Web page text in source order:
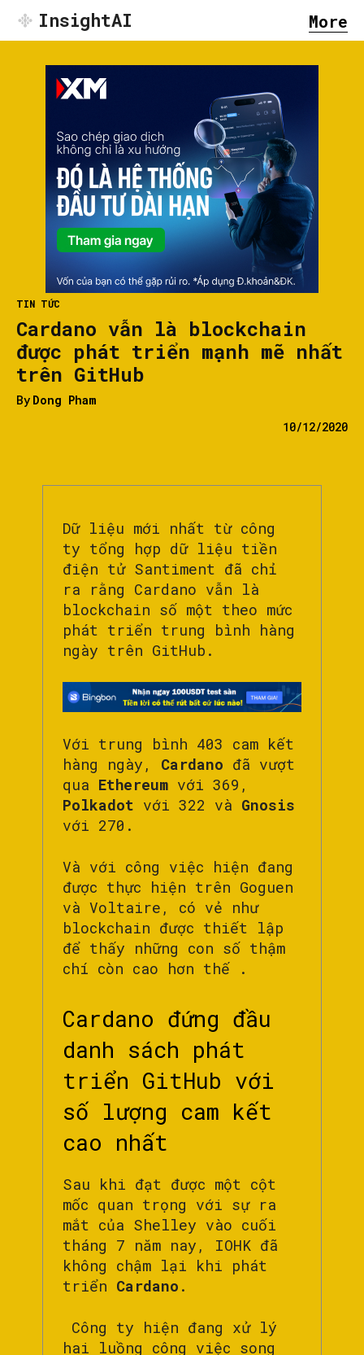
InsightAI More
TIN TỨC
Cardano vẫn là blockchain
được phát triển mạnh mẽ nhất
trên GitHub
By Dong Pham
10/12/2020
Dữ liệu mới nhất từ ​​công
ty tổng hợp dữ liệu tiền
điện tử Santiment đã chỉ
ra rằng Cardano vẫn là
blockchain số một theo mức
phát triển trung bình hàng
ngày trên GitHub.
Với trung bình 403 cam kết
hàng ngày, Cardano đã vượt
qua Ethereum với 369,
Polkadot với 322 và Gnosis
với 270.
Và với công việc hiện đang
được thực hiện trên Goguen
và Voltaire, có vẻ như
blockchain được thiết lập
để thấy những con số thậm
chí còn cao hơn thế .
Cardano đứng đầu
danh sách phát
triển GitHub với
số lượng cam kết
cao nhất
Sau khi đạt được một cột
mốc quan trọng với sự ra
mắt của Shelley vào cuối
tháng 7 năm nay, IOHK đã
không chậm lại khi phát
triển Cardano .
Công ty hiện đang xử lý
hai luồng công việc song